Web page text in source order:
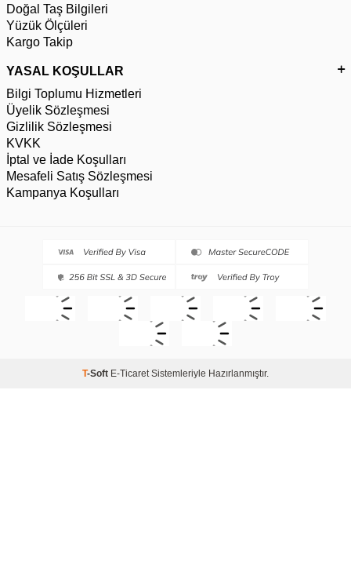
Doğal Taş Bilgileri
Yüzük Ölçüleri
Kargo Takip
YASAL KOŞULLAR
Bilgi Toplumu Hizmetleri
Üyelik Sözleşmesi
Gizlilik Sözleşmesi
KVKK
İptal ve İade Koşulları
Mesafeli Satış Sözleşmesi
Kampanya Koşulları
T-Soft E-Ticaret Sistemleriyle Hazırlanmıştır.